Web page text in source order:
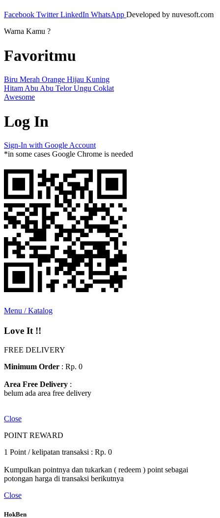
Facebook Twitter LinkedIn WhatsApp Developed by nuvesoft.com
Warna Kamu ?
Favoritmu
Biru Merah Orange Hijau Kuning
Hitam Abu Abu Telor Ungu Coklat
Awesome
Log In
Sign-In with Google Account
*in some cases Google Chrome is needed
Menu / Katalog
Love It !!
FREE DELIVERY
Minimum Order : Rp. 0
Area Free Delivery :
belum ada area free delivery
Close
POINT REWARD
1 Point / kelipatan transaksi : Rp. 0
Kumpulkan pointnya dan tukarkan ( redeem ) point sebagai
potongan harga di transaksi berikutnya
Close
HokBen